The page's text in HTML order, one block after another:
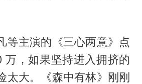
等主演的《三心两意》点
万，如果坚持进入拥挤的
太大。《森中有林》刚刚